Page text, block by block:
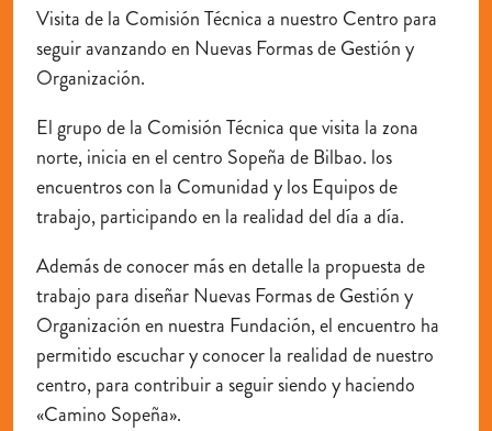
Visita de la Comisión Técnica a nuestro Centro para
seguir avanzando en Nuevas Formas de Gestión y
Organización.
El grupo de la Comisión Técnica que visita la zona
norte, inicia en el centro Sopeña de Bilbao. los
encuentros con la Comunidad y los Equipos de
trabajo, participando en la realidad del día a día.
Además de conocer más en detalle la propuesta de
trabajo para diseñar Nuevas Formas de Gestión y
Organización en nuestra Fundación, el encuentro ha
permitido escuchar y conocer la realidad de nuestro
centro, para contribuir a seguir siendo y haciendo
«Camino Sopeña».